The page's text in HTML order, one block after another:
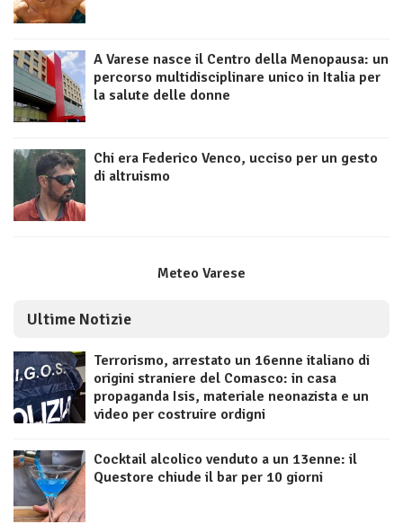
A Varese nasce il Centro della Menopausa: un
percorso multidisciplinare unico in Italia per
la salute delle donne
Chi era Federico Venco, ucciso per un gesto
di altruismo
Meteo Varese
Ultime Notizie
Terrorismo, arrestato un 16enne italiano di
origini straniere del Comasco: in casa
propaganda Isis, materiale neonazista e un
video per costruire ordigni
Cocktail alcolico venduto a un 13enne: il
Questore chiude il bar per 10 giorni